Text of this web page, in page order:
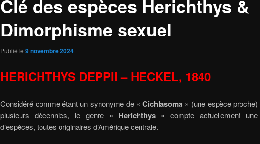
Clé des espèces Herichthys &
Dimorphisme sexuel
Publié le 9 novembre 2024
HERICHTHYS DEPPII – HECKEL, 1840
Considéré comme étant un synonyme de «Cichlasoma » (une espèce proche)
plusieurs décennies, le genre « Herichthys » compte actuellement une
d’espèces, toutes originaires d’Amérique centrale.